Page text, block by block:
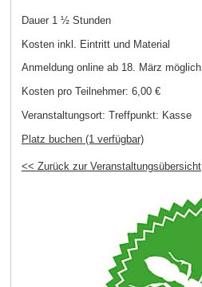
Dauer 1 ½ Stunden
Kosten inkl. Eintritt und Material
Anmeldung online ab 18. März möglich
Kosten pro Teilnehmer: 6,00 €
Veranstaltungsort: Treffpunkt: Kasse
Platz buchen (1 verfügbar)
<< Zurück zur Veranstaltungsübersicht